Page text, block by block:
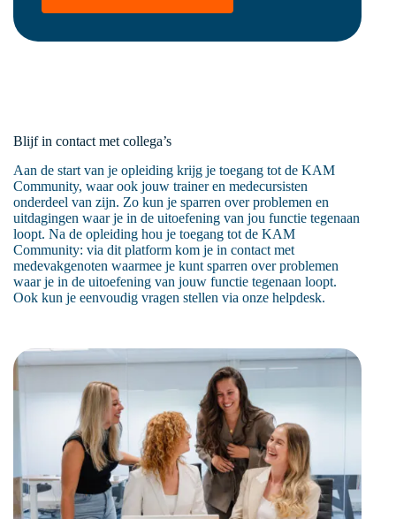
Blijf in contact met collega’s
Aan de start van je opleiding krijg je toegang tot de KAM
Community, waar ook jouw trainer en medecursisten
onderdeel van zijn. Zo kun je sparren over problemen en
uitdagingen waar je in de uitoefening van jou functie tegenaan
loopt. Na de opleiding hou je toegang tot de KAM
Community: via dit platform kom je in contact met
medevakgenoten waarmee je kunt sparren over problemen
waar je in de uitoefening van jouw functie tegenaan loopt.
Ook kun je eenvoudig vragen stellen via onze helpdesk.